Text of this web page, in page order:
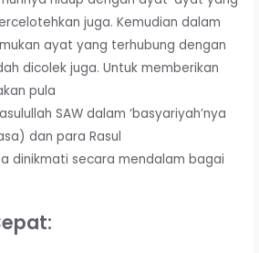
juga. Kemudian dalam
ayat yang terhubung dengan
dicolek juga. Untuk memberikan
pula
SAW dalam ‘basyariyah’nya
dan para Rasul
dinikmati secara mendalam bagai